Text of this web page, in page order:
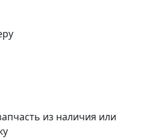
из наличия или